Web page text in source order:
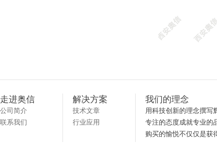
走进奥信
公司简介
联系我们
解决方案
技术文章
行业应用
我们的理念
用科技创新的理念撰写
专注的态度成就专业的
购买的愉悦不仅仅是获